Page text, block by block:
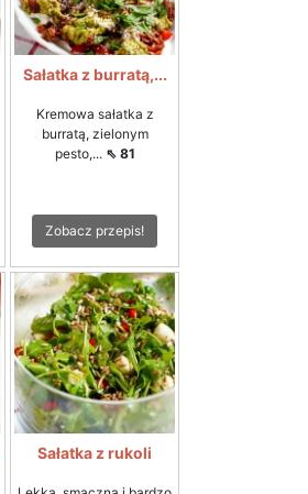
Sałatka z burratą,...
Kremowa sałatka z
burratą, zielonym
pesto,... ⇖ 81
Zobacz przepis!
Sałatka z rukoli